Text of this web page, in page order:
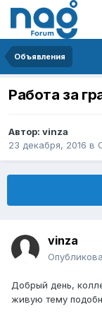
Объявления
Работа за
Автор: vinza
23 декабря, 2016 в
vinza
Добрый день,
живую тему